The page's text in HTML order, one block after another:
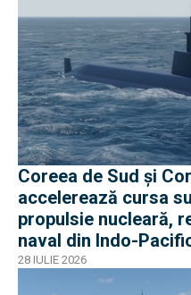
Coreea de Sud și
accelerează cursa
propulsie nucleară,
naval din Indo-
28 IULIE 2026